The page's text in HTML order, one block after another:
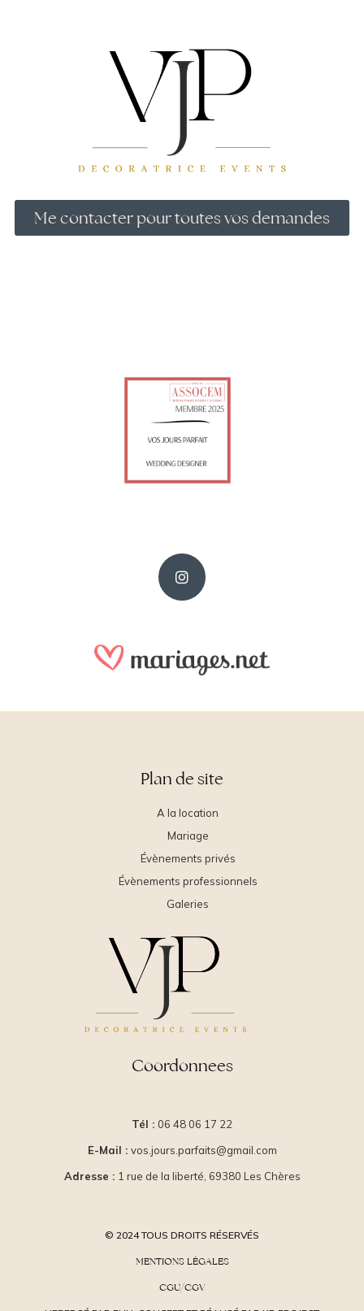
Me contacter pour toutes vos demandes
Plan de site
A la location
Mariage
Évènements privés
Évènements professionnels
Galeries
Coordonnees
Tél : 06 48 06 17 22
E-Mail : vos.jours.parfaits@gmail.com
Adresse : 1 rue de la liberté, 69380 Les Chères
© 2024 TOUS DROITS RÉSERVÉS
MENTIONS LÉGALES
CGU/CGV